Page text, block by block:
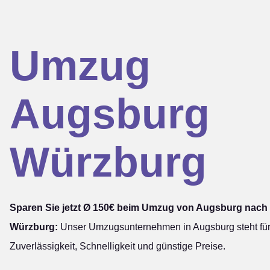
Umzug
Augsburg
Würzburg
Sparen Sie jetzt Ø 150€ beim Umzug von Augsburg nach
Würzburg: Unser Umzugsunternehmen in Augsburg steht für
Zuverlässigkeit, Schnelligkeit und günstige Preise.